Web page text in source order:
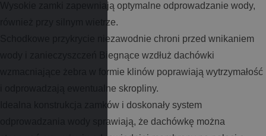
Wysokie zamki zapewniają optymalne odprowadzanie wody,
również przy silnym wietrze.
Schodkowe przykrycie niezawodnie chroni przed wnikaniem
wody i zanieczyszczeń Biegnące wzdłuż dachówki
wzmacniające żebra w formie klinów poprawiają wytrzymałość
i odprowadzają ewentualne skropliny.
Idealna konstrukcja zamków i doskonały system
odprowadzania wody sprawiają, że dachówkę można